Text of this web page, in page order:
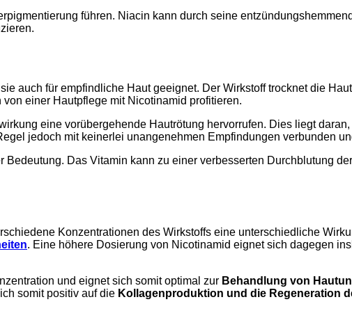
führen. Niacin kann durch seine
auch für empfindliche Haut geeignet. Der Wirkstoff trocknet die
einer Hautpflege mit Nicotinamid profitieren.
eine vorübergehende Hautrötung hervorrufen. Dies liegt
jedoch mit keinerlei unangenehmen Empfindungen verbunden
Das Vitamin kann zu einer verbesserten Durchblutung
Konzentrationen des Wirkstoffs eine unterschiedliche
. Eine höhere Dosierung von Nicotinamid eignet sich dagegen
und eignet sich somit optimal zur Behandlung von
somit positiv auf die Kollagenproduktion und die Regeneration